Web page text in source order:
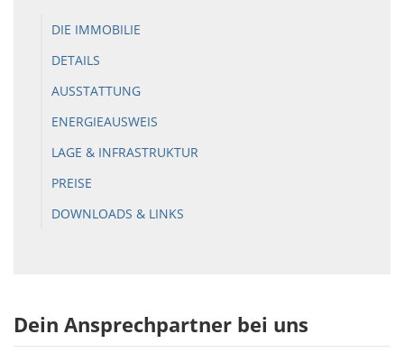
DIE IMMOBILIE
DETAILS
AUSSTATTUNG
ENERGIEAUSWEIS
LAGE & INFRASTRUKTUR
PREISE
DOWNLOADS & LINKS
Dein Ansprechpartner bei uns